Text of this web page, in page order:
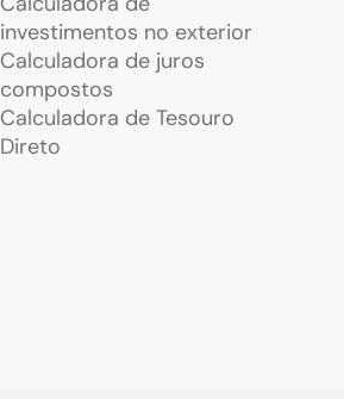
investimentos no exterior
Calculadora de juros
compostos
Calculadora de Tesouro
Direto